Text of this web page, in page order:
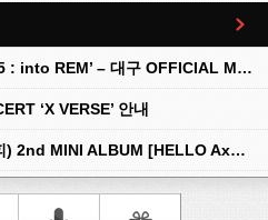
2026 N.Flying LIVE ‘&CON5 : into REM’ – 대구 OFFICIAL MD 현장 판매 안내
‘X VERSE’ 안내
[예약 판매] AxMxP (에이엠피) 2nd MINI ALBUM [HELLO AxMxP] 예약 판매 안내
더보기